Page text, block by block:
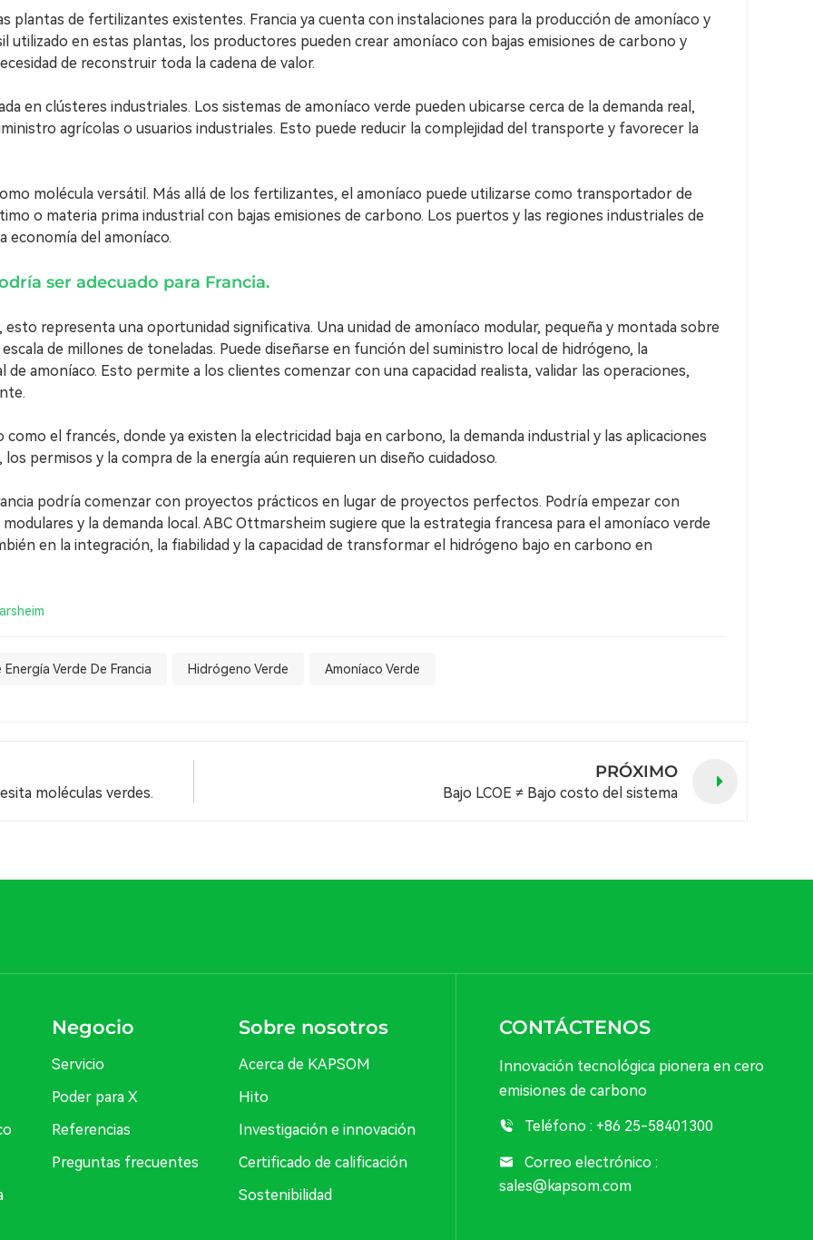
plantas de fertilizantes existentes. Francia ya cuenta con instalaciones para la producción de amoníaco y
en estas plantas, los productores pueden crear amoníaco con bajas emisiones de carbono y
de reconstruir toda la cadena de valor.
en clústeres industriales. Los sistemas de amoníaco verde pueden ubicarse cerca de la demanda real,
agrícolas o usuarios industriales. Esto puede reducir la complejidad del transporte y favorecer la
molécula versátil. Más allá de los fertilizantes, el amoníaco puede utilizarse como transportador de
o materia prima industrial con bajas emisiones de carbono. Los puertos y las regiones industriales de
economía del amoníaco.
ser adecuado para Francia.
esto representa una oportunidad significativa. Una unidad de amoníaco modular, pequeña y montada sobre
de millones de toneladas. Puede diseñarse en función del suministro local de hidrógeno, la
amoníaco. Esto permite a los clientes comenzar con una capacidad realista, validar las operaciones,
el francés, donde ya existen la electricidad baja en carbono, la demanda industrial y las aplicaciones
permisos y la compra de la energía aún requieren un diseño cuidadoso.
podría comenzar con proyectos prácticos en lugar de proyectos perfectos. Podría empezar con
y la demanda local. ABC Ottmarsheim sugiere que la estrategia francesa para el amoníaco verde
en la integración, la fiabilidad y la capacidad de transformar el hidrógeno bajo en carbono en
Energía Verde De Francia Hidrógeno Verde Amoníaco Verde
moléculas verdes.
PRÓXIMO
Bajo LCOE ≠ Bajo costo del sistema
Negocio
Servicio
Poder para X
Referencias
Preguntas frecuentes
Sobre nosotros
Acerca de KAPSOM
Hito
Investigación e innovación
Certificado de calificación
Sostenibilidad
CONTÁCTENOS
Innovación tecnológica pionera en cero
emisiones de carbono
Teléfono : +86 25-58401300
Correo electrónico :
sales@kapsom.com